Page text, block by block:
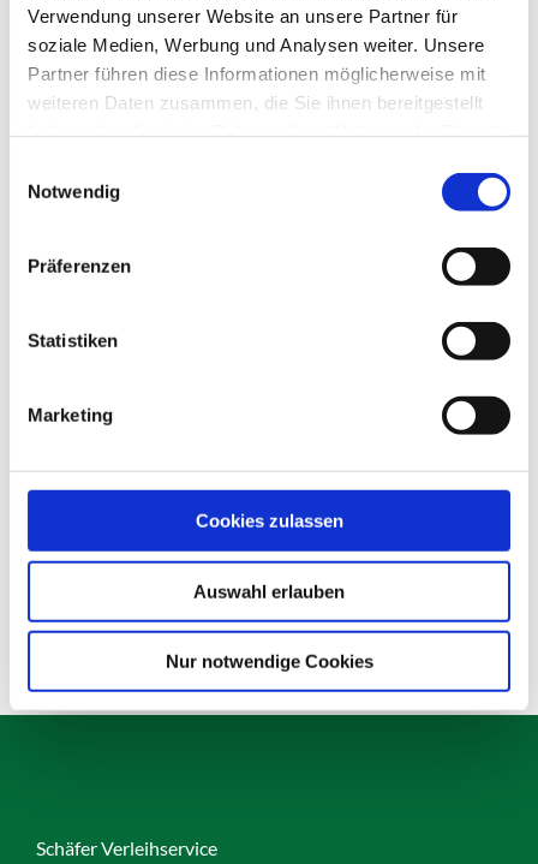
Verwendung unserer Website an unsere Partner für
soziale Medien, Werbung und Analysen weiter. Unsere
Partner führen diese Informationen möglicherweise mit
weiteren Daten zusammen, die Sie ihnen bereitgestellt
Notwendig
Präferenzen
Statistiken
Marketing
Cookies zulassen
Auswahl erlauben
Nur notwendige Cookies
Schilderklemme
Produktdetails Details
Schäfer Verleihservice